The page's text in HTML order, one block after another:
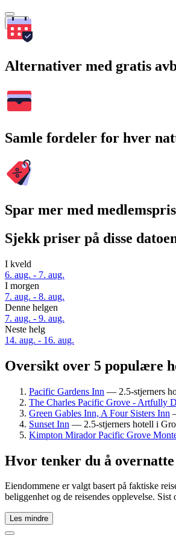
Søk
Alternativer med gratis
Samle fordeler for hver
Spar mer med
Sjekk priser på disse
I kveld
6. aug. - 7. aug.
I morgen
7. aug. - 8. aug.
Denne helgen
7. aug. - 9. aug.
Neste helg
14. aug. - 16. aug.
Oversikt over 5 populære
Pacific Gardens Inn — 2.5-stjerners
The Charles Pacific Grove - Artfully
Green Gables Inn, A Four Sisters Inn
Sunset Inn — 2.5-stjerners hotell i
Kimpton Mirador Pacific Grove
Hvor tenker du å
Eiendommene er valgt basert på faktiske
beliggenhet og de reisendes opplevelse. Sist
Les mindre